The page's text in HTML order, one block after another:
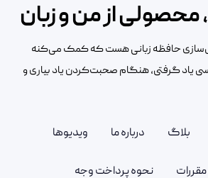
محصولی از من و زبان
حافظه زبانی هست که کمک می‌کنه
یاد گرفتی، هنگام صحبت‌کردن یاد بیاری و
بلاگ درباره ما ویدیوها
نحوه پرداخت وجه